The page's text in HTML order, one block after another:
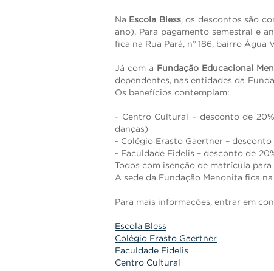
Na Escola Bless, os descontos são
ano). Para pagamento semestral e
fica na Rua Pará, nº 186, bairro Água
Já com a Fundação Educacional
dependentes, nas entidades da
Os benefícios contemplam:
- Centro Cultural – desconto de
danças)
- Colégio Erasto Gaertner –
- Faculdade Fidelis – desconto de
Todos com isenção de matrícula
A sede da Fundação Menonita fica
Para mais informações, entrar em
Escola Bless
Colégio Erasto Gaertner
Faculdade Fidelis
Centro Cultural